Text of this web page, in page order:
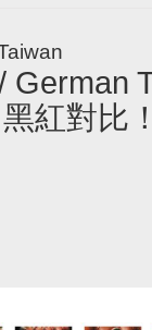
German
紅對比！